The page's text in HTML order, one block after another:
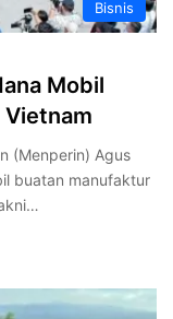
Bisnis
Mobil
Vietnam
(Menperin) Agus
buatan manufaktur